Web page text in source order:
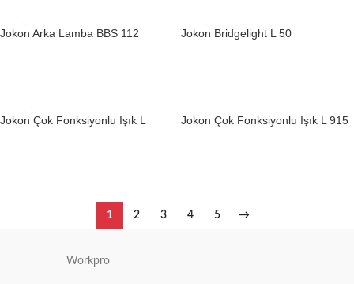
Jokon Arka Lamba BBS 112 Jokon Bridgelight L 50
Jokon Çok Fonksiyonlu Işık L
Jokon Çok Fonksiyonlu Işık L 915
1 2 3 4 5 →
Workpro